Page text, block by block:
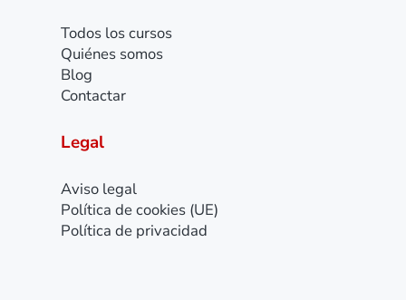
Todos los cursos
Quiénes somos
Blog
Contactar
Legal
Aviso legal
Política de cookies (UE)
Política de privacidad